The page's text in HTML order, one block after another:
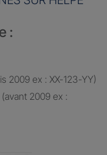
:
2009 ex : XX-123-YY)
2009 ex :